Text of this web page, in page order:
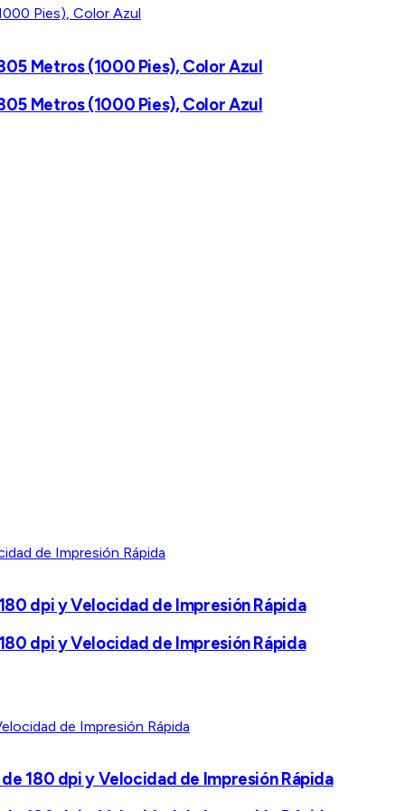
Metros (1000 Pies), Color Azul
Metros (1000 Pies), Color Azul
dpi y Velocidad de Impresión Rápida
dpi y Velocidad de Impresión Rápida
180 dpi y Velocidad de Impresión Rápida